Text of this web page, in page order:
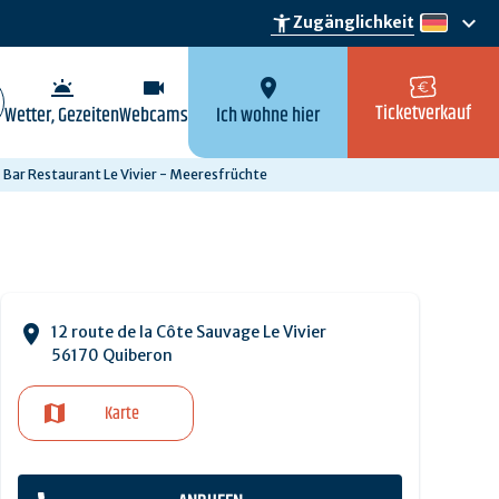
accessibility_newZugänglichkeit de
keyboard_arrow_down
wb_twilight
Wetter, Gezeiten
videocam
Webcams
location_on
Ich wohne hier Ticketverkauf
Bar Restaurant Le Vivier - Meeresfrüchte
12 route de la Côte Sauvage Le Vivier
56170 Quiberon
Karte